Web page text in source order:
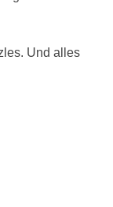
Und alles